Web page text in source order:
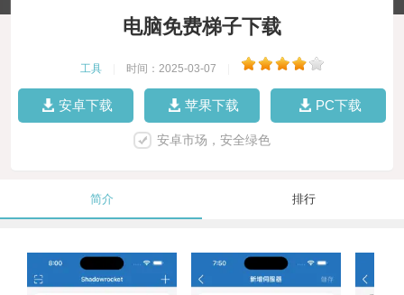
电脑免费梯子下载
工具 时间：2025-03-07
安卓下载 苹果下载 PC下载
安卓市场，安全绿色
简介 排行